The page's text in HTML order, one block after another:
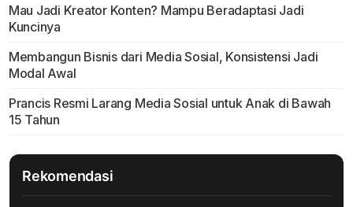
Mau Jadi Kreator Konten? Mampu Beradaptasi Jadi
Kuncinya
Membangun Bisnis dari Media Sosial, Konsistensi Jadi
Modal Awal
Prancis Resmi Larang Media Sosial untuk Anak di Bawah
15 Tahun
Rekomendasi